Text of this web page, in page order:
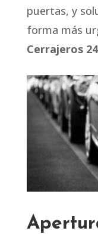
puertas, y
forma más
Cerrajeros